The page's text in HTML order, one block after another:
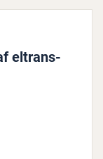
el­trans­